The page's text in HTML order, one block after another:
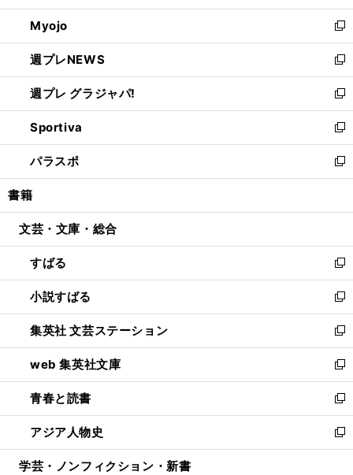
開
く
ウ
で
開
く
ン
ド
ウ
で
開
く
ウ
ィ
ン
ド
ウ
で
開
く
Myojo
新
し
い
ウ
ィ
ン
ド
ウ
で
開
週プレNEWS
新
し
い
ウ
ィ
ン
ド
ウ
開
週プレ グラジャパ!
新
し
い
ウ
ィ
ン
ウ
開
く
Sportiva
新
し
い
ウ
ン
ウ
で
開
く
パラスポ
新
し
ウ
ン
ド
ウ
で
開
く
書籍
文芸・文庫・総合
すばる
新
し
い
ウ
ィ
ン
ド
ウ
で
開
く
小説すばる
新
し
い
ウ
ィ
ン
ド
ウ
で
開
集英社 文芸ステーション
新
し
い
ウ
ィ
ン
ド
ウ
web 集英社文庫
新
し
い
ウ
ィ
ン
青春と読書
新
し
い
ウ
アジア人物史
新
し
学芸・ノンフィクション・新書